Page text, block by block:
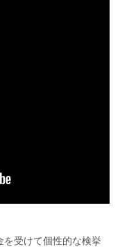
を受けて個性的な検挙